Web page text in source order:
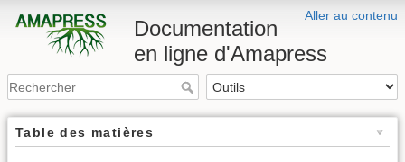
Aller au contenu
Documentation
en ligne d'Amapress
Table des matières